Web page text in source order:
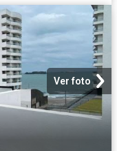
Ver foto